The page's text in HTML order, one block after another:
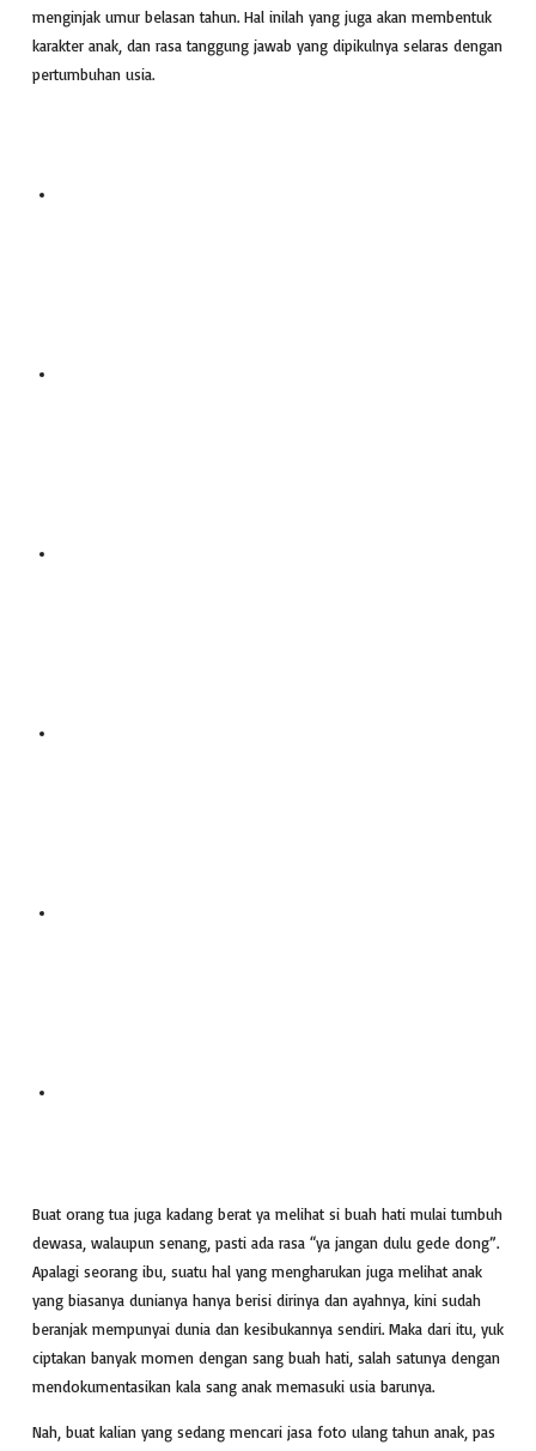
menginjak umur belasan tahun. Hal inilah yang juga akan membentuk
karakter anak, dan rasa tanggung jawab yang dipikulnya selaras dengan
pertumbuhan usia.
Buat orang tua juga kadang berat ya melihat si buah hati mulai tumbuh
dewasa, walaupun senang, pasti ada rasa “ya jangan dulu gede dong”.
Apalagi seorang ibu, suatu hal yang mengharukan juga melihat anak
yang biasanya dunianya hanya berisi dirinya dan ayahnya, kini sudah
beranjak mempunyai dunia dan kesibukannya sendiri. Maka dari itu, yuk
ciptakan banyak momen dengan sang buah hati, salah satunya dengan
mendokumentasikan kala sang anak memasuki usia barunya.
Nah, buat kalian yang sedang mencari jasa foto ulang tahun anak, pas